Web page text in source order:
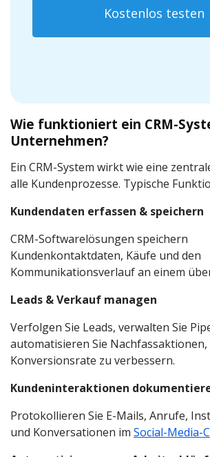
Kostenlos testen
Wie funktioniert ein CRM-
Unternehmen?
Ein CRM-System wirkt wie eine
alle Kundenprozesse. Typische
Kundendaten erfassen & speichern
CRM-Softwarelösungen speichern
Kundenkontaktdaten, Käufe und den
Kommunikationsverlauf an einem
Leads & Verkauf managen
Verfolgen Sie Leads, verwalten Sie
automatisieren Sie Nachfassaktionen,
Konversionsrate zu verbessern.
Kundeninteraktionen
Protokollieren Sie E-Mails, Anrufe,
und Konversationen im Social-Media-